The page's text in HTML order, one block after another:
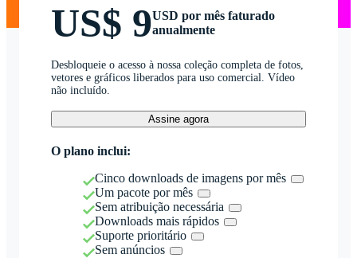
US$ 9USD por mês faturado
anualmente
Desbloqueie o acesso à nossa coleção completa de fotos,
vetores e gráficos liberados para uso comercial. Vídeo
não incluído.
Assine agora
O plano inclui:
Cinco downloads de imagens por mês
Um pacote por mês
Sem atribuição necessária
Downloads mais rápidos
Suporte prioritário
Sem anúncios